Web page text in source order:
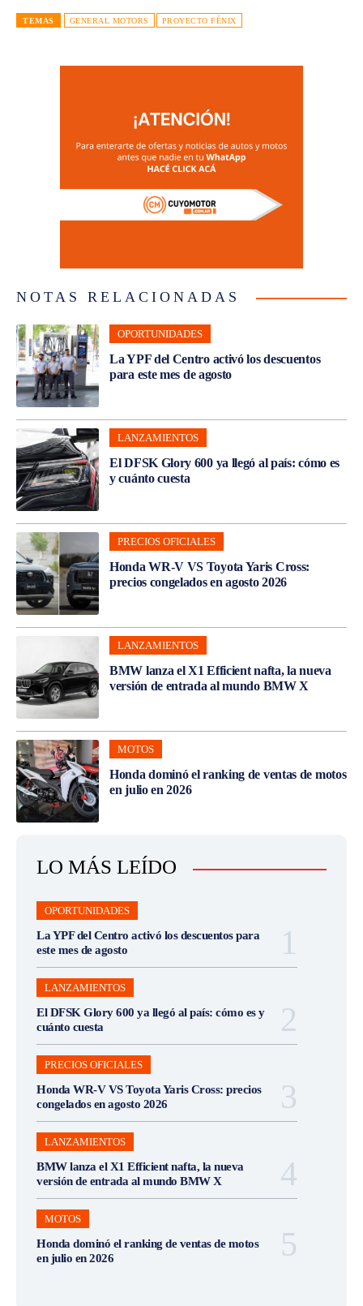
TEMAS GENERAL MOTORS PROYECTO FÉNIX
NOTAS RELACIONADAS
OPORTUNIDADES
La YPF del Centro activó los descuentos
para este mes de agosto
LANZAMIENTOS
El DFSK Glory 600 ya llegó al país: cómo es
y cuánto cuesta
PRECIOS OFICIALES
Honda WR-V VS Toyota Yaris Cross:
precios congelados en agosto 2026
LANZAMIENTOS
BMW lanza el X1 Efficient nafta, la nueva
versión de entrada al mundo BMW X
MOTOS
Honda dominó el ranking de ventas de motos
en julio en 2026
LO MÁS LEÍDO
OPORTUNIDADES
La YPF del Centro activó los descuentos para
este mes de agosto
LANZAMIENTOS
El DFSK Glory 600 ya llegó al país: cómo es y
cuánto cuesta
PRECIOS OFICIALES
Honda WR-V VS Toyota Yaris Cross: precios
congelados en agosto 2026
LANZAMIENTOS
BMW lanza el X1 Efficient nafta, la nueva
versión de entrada al mundo BMW X
MOTOS
Honda dominó el ranking de ventas de motos
en julio en 2026